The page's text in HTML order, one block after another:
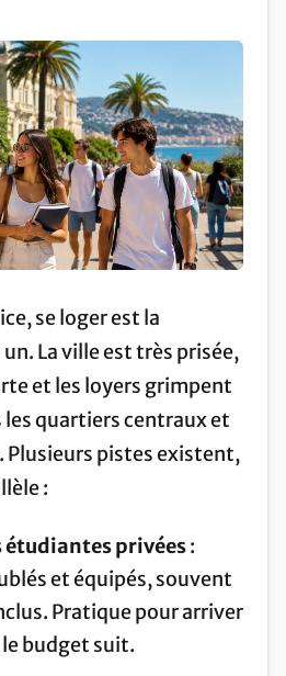
se loger est la
La ville est très prisée,
et les loyers grimpent
quartiers centraux et
Plusieurs pistes existent,
:
étudiantes privées:
et équipés, souvent
Pratique pour arriver
budget suit.